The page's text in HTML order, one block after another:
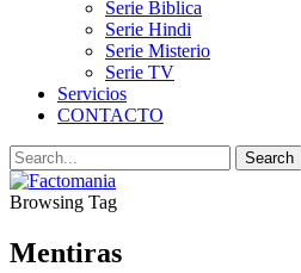
Serie Biblica
Serie Hindi
Serie Misterio
Serie TV
Servicios
CONTACTO
Browsing Tag
Mentiras